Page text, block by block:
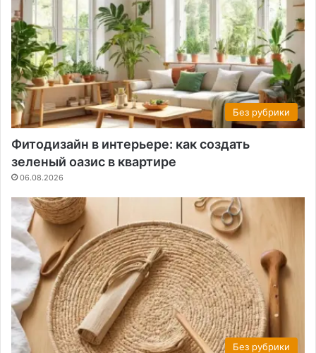
Без рубрики
Фитодизайн в интерьере: как создать
зеленый оазис в квартире
06.08.2026
Без рубрики